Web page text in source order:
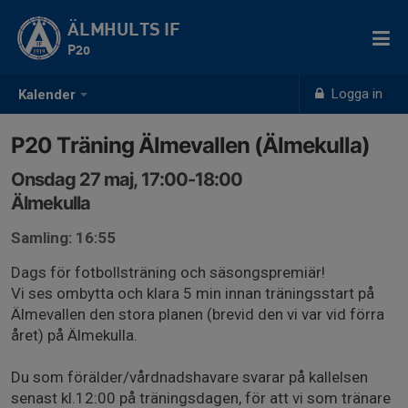
Kalender Logga in
ÄLMHULTS IF
P20
P20 Träning Älmevallen (Älmekulla)
Onsdag 27 maj, 17:00-18:00
Älmekulla
Samling: 16:55
Dags för fotbollsträning och säsongspremiär!
Vi ses ombytta och klara 5 min innan träningsstart på
Älmevallen den stora planen (brevid den vi var vid förra
året) på Älmekulla.
Du som förälder/vårdnadshavare svarar på kallelsen
senast kl.12:00 på träningsdagen, för att vi som tränare